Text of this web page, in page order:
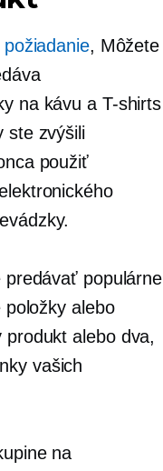
, Môžete
na kávu a T-shirts
ste zvýšili
použiť
populárne
alebo
alebo dva,
vašich
na